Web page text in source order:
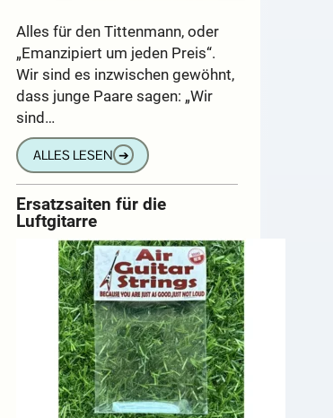
Alles für den Tittenmann, oder
„Emanzipiert um jeden Preis“.
Wir sind es inzwischen gewöhnt,
dass junge Paare sagen: „Wir
sind…
ALLES LESEN ➔
Ersatzsaiten für die
Luftgitarre